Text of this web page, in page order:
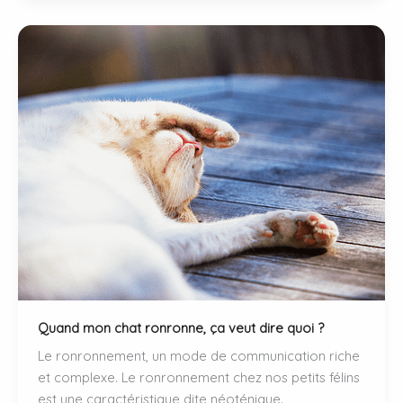
chat
et
précautions
prendre.
Quand mon chat ronronne, ça veut dire quoi ?
Le ronronnement, un mode de communication riche
et complexe. Le ronronnement chez nos petits félins
est une caractéristique dite néoténique.